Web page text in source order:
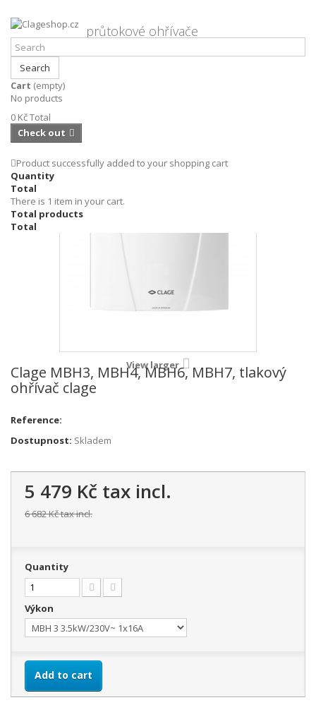
průtokové ohřívače
Search
Cart (empty)
No products
0 KčTotal
Check out
Product successfully added to your shopping cart
Quantity
Total
There is 1 item in your cart.
Total products
Total
Clageshop.cz
MBH3, MBH4, MBH6, MBH7, tlakový ohřívač clage
View larger
Clage MBH3, MBH4, MBH6, MBH7, tlakový
ohřívač clage
Reference:
Dostupnost: Skladem
5 479 Kč tax incl.
6 682 Kčtax incl.
Quantity
Výkon
Add to cart